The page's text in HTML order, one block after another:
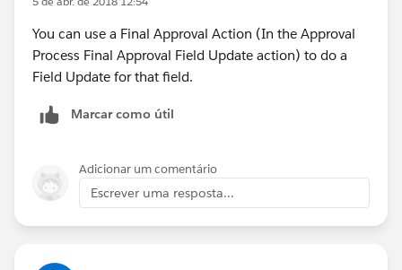
You can use a Final Approval Action (In the Approval
Process Final Approval Field Update action) to do a
Field Update for that field.
Marcar como útil
Adicionar um comentário
Escrever uma resposta...